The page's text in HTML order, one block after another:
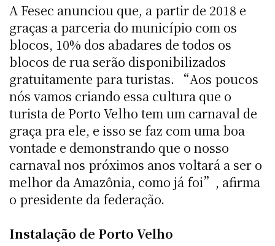
A Fesec anunciou que, a partir de 2018 e
graças a parceria do município com os
blocos, 10% dos abadares de todos os
blocos de rua serão disponibilizados
gratuitamente para turistas. “Aos poucos
nós vamos criando essa cultura que o
turista de Porto Velho tem um carnaval de
graça pra ele, e isso se faz com uma boa
vontade e demonstrando que o nosso
carnaval nos próximos anos voltará a ser o
melhor da Amazônia, como já foi”, afirma
o presidente da federação.
Instalação de Porto Velho